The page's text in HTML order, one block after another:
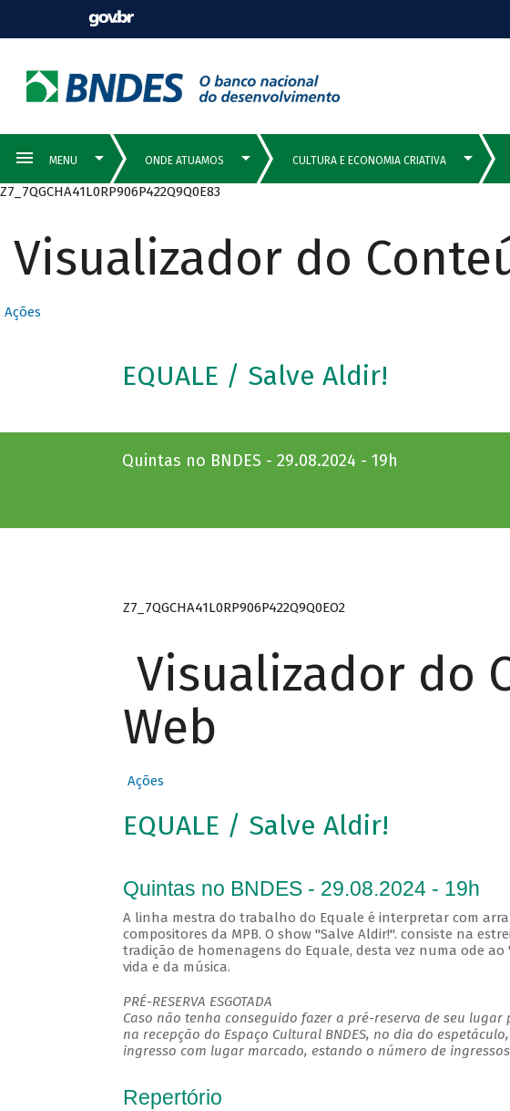
Z7_7QGCHA41L0RP906P422Q9Q0E83
Visualizador do
Ações
EQUALE / Salve Aldir!
Quintas no BNDES - 29.08.2024 - 19h
Z7_7QGCHA41L0RP906P422Q9Q0EO2
Visualizador do
Web
Ações
EQUALE / Salve Aldir!
Quintas no BNDES - 29.08.2024 - 19h
A linha mestra do trabalho do Equale é interpretar com
compositores da MPB. O show "Salve Aldir!". consiste na
tradição de homenagens do Equale, desta vez numa ode
vida e da música.
PRÉ-RESERVA ESGOTADA
Caso não tenha conseguido fazer a pré-reserva de seu
na recepção do Espaço Cultural BNDES, no dia do
ingresso com lugar marcado, estando o número de
Repertório